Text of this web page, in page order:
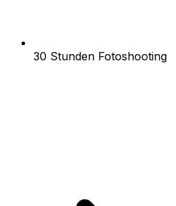
30 Stunden Fotoshooting